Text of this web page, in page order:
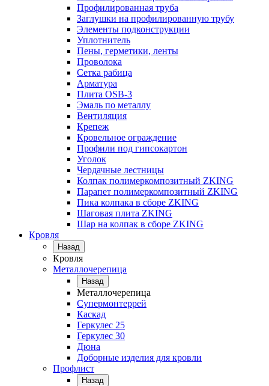
Профилированная труба
Заглушки на профилированную трубу
Элементы подконструкции
Уплотнитель
Пены, герметики, ленты
Проволока
Сетка рабица
Арматура
Плита OSB-3
Эмаль по металлу
Вентиляция
Крепеж
Кровельное ограждение
Профили под гипсокартон
Уголок
Чердачные лестницы
Колпак полимеркомпозитный ZKING
Парапет полимеркомпозитный ZKING
Пика колпака в сборе ZKING
Шаговая плита ZKING
Шар на колпак в сборе ZKING
Кровля
Назад
Кровля
Металлочерепица
Назад
Металлочерепица
Супермонтеррей
Каскад
Геркулес 25
Геркулес 30
Дюна
Доборные изделия для кровли
Профлист
Назад